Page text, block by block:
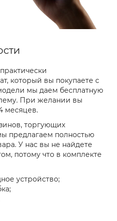
который вы покупаете с
мы даем бесплатную
При желании вы
месяцев.
торгующих
предлагаем полностью
У нас вы не найдете
потому что в комплекте
устройство;